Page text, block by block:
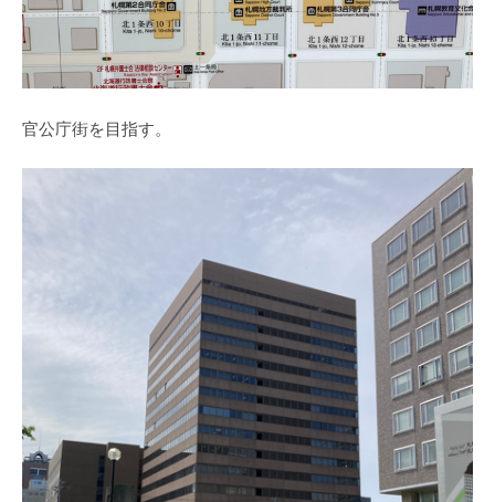
官公庁街を目指す。